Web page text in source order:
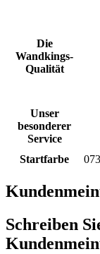
Die
Wandkings-
Qualität
Unser
besonderer
Service
Startfarbe 073
Schreiben